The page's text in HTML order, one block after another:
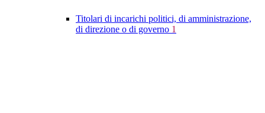
Titolari di incarichi politici, di amministrazione,
di direzione o di governo 1